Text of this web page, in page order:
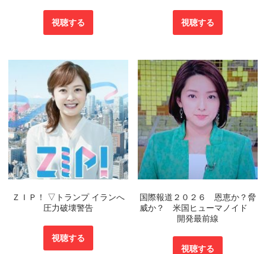
視聴する 視聴する
ＺＩＰ！ ▽トランプ イランへ
圧力破壊警告
視聴する
国際報道２０２６ 恩恵か？脅
威か？ 米国ヒューマノイド
開発最前線
視聴する